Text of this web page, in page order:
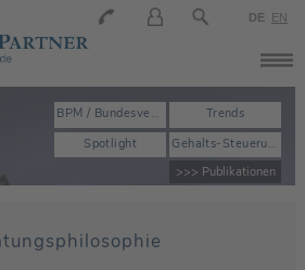
DE EN
>>> Publikationen
Trends
BPM / Bundesverband der Personalmanager
Gehalts-Steuerung
Spotlight